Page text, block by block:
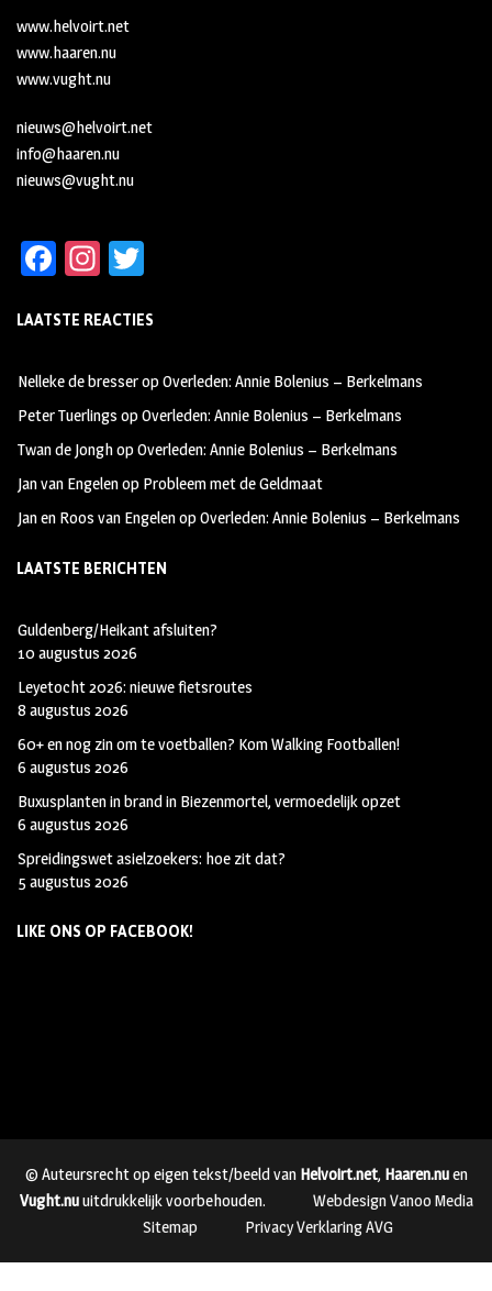
www.helvoirt.net
www.haaren.nu
www.vught.nu
nieuws@helvoirt.net
info@haaren.nu
nieuws@vught.nu
Fa
b
oo
k
In
ag
m
tt
LAATSTE REACTIES
Nelleke de bresseropOverleden: Annie Bolenius – Berkelmans
Peter Tuerlings opOverleden: Annie Bolenius – Berkelmans
Twan de JonghopOverleden: Annie Bolenius – Berkelmans
Jan van Engelenop Probleem met de Geldmaat
Jan en Roos van EngelenopOverleden: Annie Bolenius – Berkelmans
LAATSTE BERICHTEN
Guldenberg/Heikant afsluiten?
10 augustus 2026
Leyetocht 2026: nieuwe fietsroutes
8 augustus 2026
60+ en nog zin om te voetballen? Kom Walking Footballen!
6 augustus 2026
Buxusplanten in brand in Biezenmortel, vermoedelijk opzet
6 augustus 2026
Spreidingswet asielzoekers: hoe zit dat?
5 augustus 2026
LIKE ONS OP FACEBOOK!
© Auteursrecht op eigen tekst/beeld van Helvoirt.net, Haaren.nuen
Vught.nuuitdrukkelijk voorbehouden.
Webdesign Vanoo Media
Sitemap
Privacy Verklaring AVG